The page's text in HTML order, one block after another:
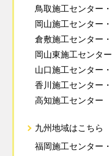
鳥取施工センター
岡山施工センター
倉敷施工センター
岡山東施工センター
山口施工センター
香川施工センター
高知施工センター
九州地域はこちら
福岡施工センター